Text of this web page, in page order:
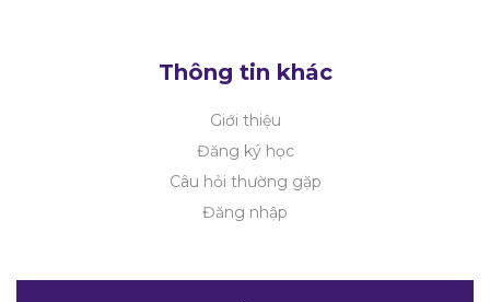
Thông tin khác
Giới thiệu
Đăng ký học
Câu hỏi thường gặp
Đăng nhập